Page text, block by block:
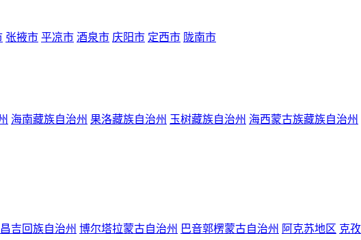
张掖市 平凉市 酒泉市 庆阳市 定西市 陇南市
海南藏族自治州 果洛藏族自治州 玉树藏族自治州 海西蒙古族藏族自治州
昌吉回族自治州 博尔塔拉蒙古自治州 巴音郭楞蒙古自治州 阿克苏地区 克